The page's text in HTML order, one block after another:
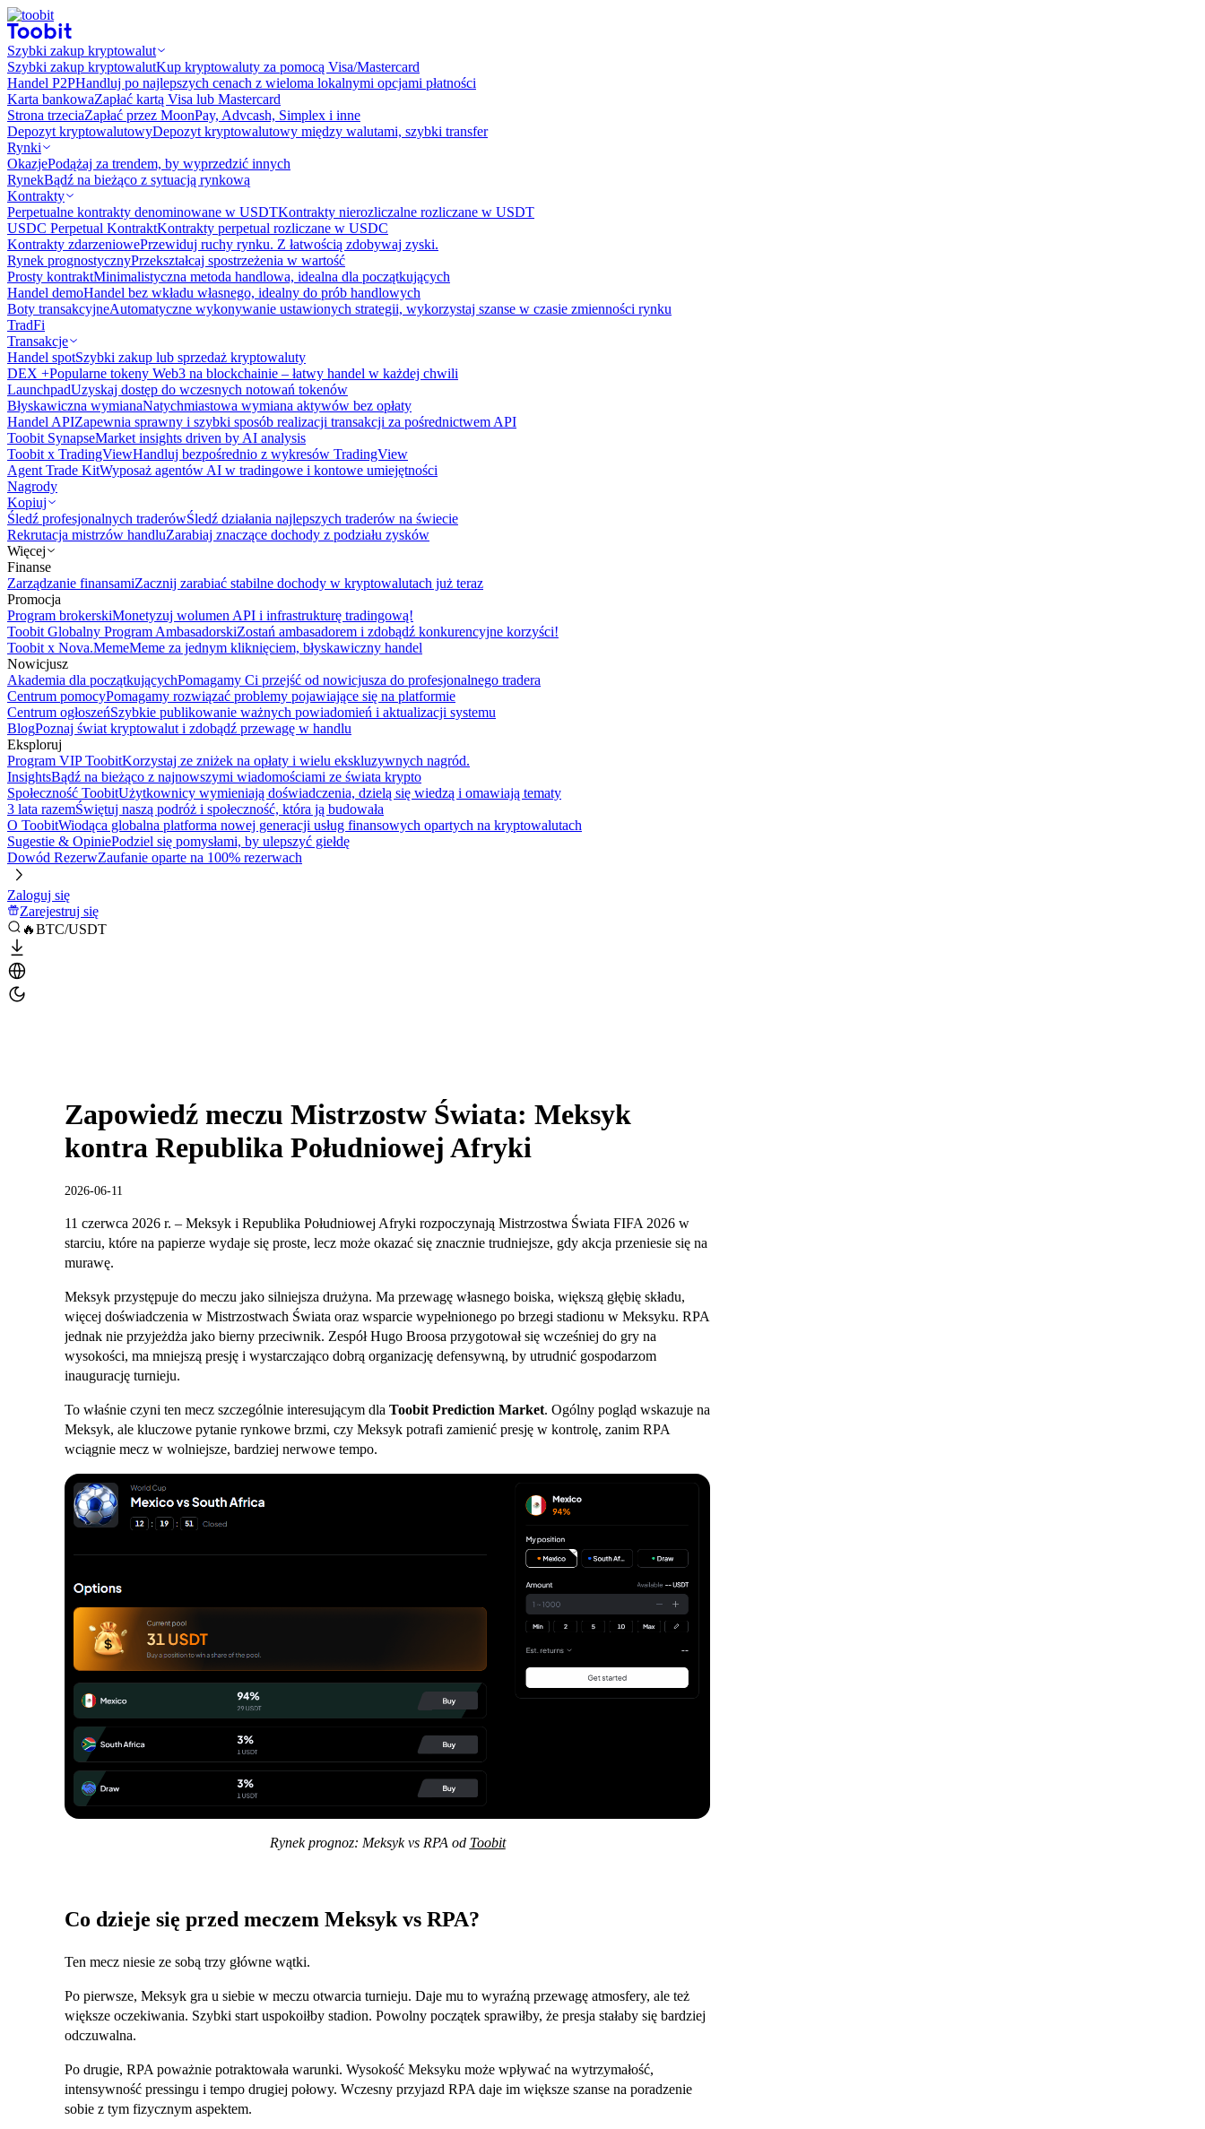
Szybki zakup kryptowalut
Szybki zakup kryptowalutKup kryptowaluty za pomocą Visa/Mastercard
Handel P2PHandluj po najlepszych cenach z wieloma lokalnymi opcjami płatności
Karta bankowaZapłać kartą Visa lub Mastercard
Strona trzeciaZapłać przez MoonPay, Advcash, Simplex i inne
Depozyt kryptowalutowyDepozyt kryptowalutowy między walutami, szybki transfer
Rynki
OkazjePodążaj za trendem, by wyprzedzić innych
RynekBądź na bieżąco z sytuacją rynkową
Kontrakty
Perpetualne kontrakty denominowane w USDTKontrakty nierozliczalne rozliczane w USDT
USDC Perpetual KontraktKontrakty perpetual rozliczane w USDC
Kontrakty zdarzeniowePrzewiduj ruchy rynku. Z łatwością zdobywaj zyski.
Rynek prognostyczny​​Przekształcaj spostrzeżenia w wartość
Prosty kontraktMinimalistyczna metoda handlowa, idealna dla początkujących
Handel demoHandel bez wkładu własnego, idealny do prób handlowych
Boty transakcyjneAutomatyczne wykonywanie ustawionych strategii, wykorzystaj szanse w czasie zmienności rynku
TradFi
Transakcje
Handel spotSzybki zakup lub sprzedaż kryptowaluty
DEX +Popularne tokeny Web3 na blockchainie – łatwy handel w każdej chwili
LaunchpadUzyskaj dostęp do wczesnych notowań tokenów
Błyskawiczna wymianaNatychmiastowa wymiana aktywów bez opłaty
Handel APIZapewnia sprawny i szybki sposób realizacji transakcji za pośrednictwem API
Toobit SynapseMarket insights driven by AI analysis
Toobit x TradingViewHandluj bezpośrednio z wykresów TradingView
Agent Trade KitWyposaż agentów AI w tradingowe i kontowe umiejętności
Nagrody
Kopiuj
Śledź profesjonalnych traderówŚledź działania najlepszych traderów na świecie
Rekrutacja mistrzów handluZarabiaj znaczące dochody z podziału zysków
Więcej
Finanse
Zarządzanie finansamiZacznij zarabiać stabilne dochody w kryptowalutach już teraz
Promocja
Program brokerskiMonetyzuj wolumen API i infrastrukturę tradingową!
Toobit Globalny Program AmbasadorskiZostań ambasadorem i zdobądź konkurencyjne korzyści!
Toobit x Nova.MemeMeme za jednym kliknięciem, błyskawiczny handel
Nowicjusz
Akademia dla początkującychPomagamy Ci przejść od nowicjusza do profesjonalnego tradera
Centrum pomocyPomagamy rozwiązać problemy pojawiające się na platformie
Centrum ogłoszeńSzybkie publikowanie ważnych powiadomień i aktualizacji systemu
BlogPoznaj świat kryptowalut i zdobądź przewagę w handlu
Eksploruj
Program VIP ToobitKorzystaj ze zniżek na opłaty i wielu ekskluzywnych nagród.
InsightsBądź na bieżąco z najnowszymi wiadomościami ze świata krypto
Społeczność ToobitUżytkownicy wymieniają doświadczenia, dzielą się wiedzą i omawiają tematy
3 lata razemŚwiętuj naszą podróż i społeczność, która ją budowała
O ToobitWiodąca globalna platforma nowej generacji usług finansowych opartych na kryptowalutach
Sugestie & OpiniePodziel się pomysłami, by ulepszyć giełdę
Dowód RezerwZaufanie oparte na 100% rezerwach
Zaloguj się
Zarejestruj się
🔥BTC/USDT
Zapowiedź meczu Mistrzostw Świata: Meksyk
kontra Republika Południowej Afryki
2026-06-11
11 czerwca 2026 r. – Meksyk i Republika Południowej Afryki rozpoczynają Mistrzostwa Świata FIFA 2026 w
starciu, które na papierze wydaje się proste, lecz może okazać się znacznie trudniejsze, gdy akcja przeniesie się na
murawę.
Meksyk przystępuje do meczu jako silniejsza drużyna. Ma przewagę własnego boiska, większą głębię składu,
więcej doświadczenia w Mistrzostwach Świata oraz wsparcie wypełnionego po brzegi stadionu w Meksyku. RPA
jednak nie przyjeżdża jako bierny przeciwnik. Zespół Hugo Broosa przygotował się wcześniej do gry na
wysokości, ma mniejszą presję i wystarczająco dobrą organizację defensywną, by utrudnić gospodarzom
inaugurację turnieju.
To właśnie czyni ten mecz szczególnie interesującym dla Toobit Prediction Market. Ogólny pogląd wskazuje na
Meksyk, ale kluczowe pytanie rynkowe brzmi, czy Meksyk potrafi zamienić presję w kontrolę, zanim RPA
wciągnie mecz w wolniejsze, bardziej nerwowe tempo.
Rynek prognoz: Meksyk vs RPA od Toobit
Co dzieje się przed meczem Meksyk vs RPA?
Ten mecz niesie ze sobą trzy główne wątki.
Po pierwsze, Meksyk gra u siebie w meczu otwarcia turnieju. Daje mu to wyraźną przewagę atmosfery, ale też
większe oczekiwania. Szybki start uspokoiłby stadion. Powolny początek sprawiłby, że presja stałaby się bardziej
odczuwalna.
Po drugie, RPA poważnie potraktowała warunki. Wysokość Meksyku może wpływać na wytrzymałość,
intensywność pressingu i tempo drugiej połowy. Wczesny przyjazd RPA daje im większe szanse na poradzenie
sobie z tym fizycznym aspektem.